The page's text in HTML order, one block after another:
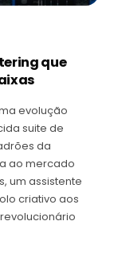
que
evolução
suite de
da
ao mercado
um assistente
criativo aos